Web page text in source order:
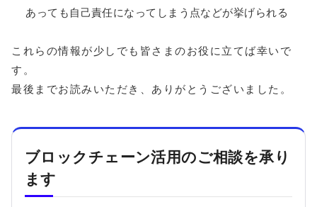
あっても自己責任になってしまう点などが挙げられる
これらの情報が少しでも皆さまのお役に立てば幸いで
す。
最後までお読みいただき、ありがとうございました。
ブロックチェーン活用のご相談を承り
ます